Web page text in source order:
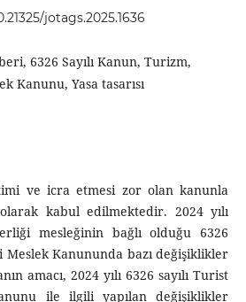
jotags.2025.1636
6326 Sayılı Kanun, Turizm,
Kanunu, Yasa tasarısı
ve icra etmesi zor olan kanunla
kabul edilmektedir. 2024 yılı
mesleğinin bağlı olduğu 6326
Meslek Kanununda bazı değişiklikler
amacı, 2024 yılı 6326 sayılı Turist
ile ilgili yapılan değişiklikler